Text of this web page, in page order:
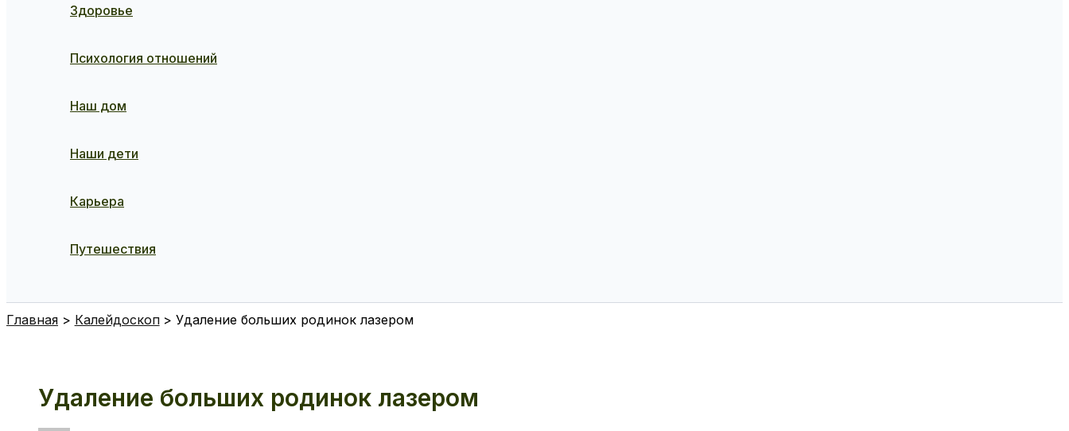
Здоровье
Психология отношений
Наш дом
Наши дети
Карьера
Путешествия
Главная Калейдоскоп Удаление больших родинок лазером
Удаление больших родинок лазером